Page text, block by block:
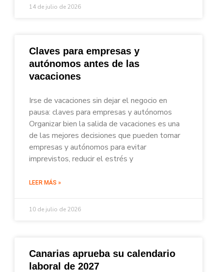
14 de julio de 2026
Claves para empresas y
autónomos antes de las
vacaciones
Irse de vacaciones sin dejar el negocio en
pausa: claves para empresas y autónomos
Organizar bien la salida de vacaciones es una
de las mejores decisiones que pueden tomar
empresas y autónomos para evitar
imprevistos, reducir el estrés y
LEER MÁS »
10 de julio de 2026
Canarias aprueba su calendario
laboral de 2027